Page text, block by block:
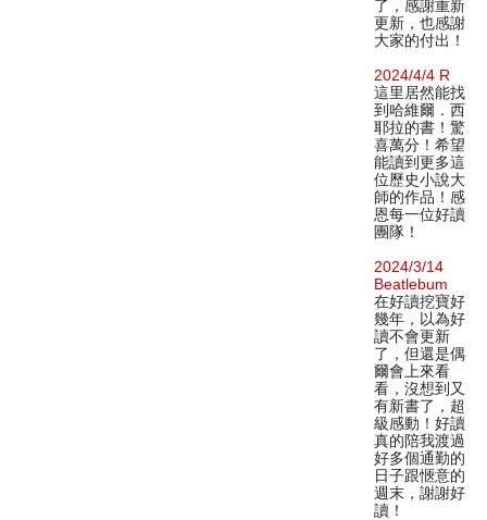
了，感謝重新
更新，也感謝
大家的付出！
2024/4/4 R
這里居然能找
到哈維爾．西
耶拉的書！驚
喜萬分！希望
能讀到更多這
位歷史小說大
師的作品！感
恩每一位好讀
團隊！
2024/3/14
Beatlebum
在好讀挖寶好
幾年，以為好
讀不會更新
了，但還是偶
爾會上來看
看，沒想到又
有新書了，超
級感動！好讀
真的陪我渡過
好多個通勤的
日子跟愜意的
週末，謝謝好
讀！